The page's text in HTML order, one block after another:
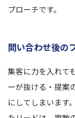
プローチです。
問い合わせ後の
集客に力を入れて
ーが抜ける・提案
にしてしまいます